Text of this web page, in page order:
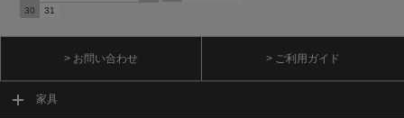
30
31
> お問い合わせ > ご利用ガイド
家具